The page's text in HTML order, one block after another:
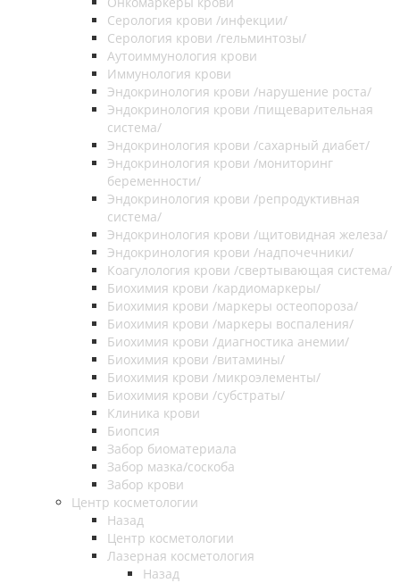
Серология крови /инфекции/
Серология крови /гельминтозы/
Аутоиммунология крови
Иммунология крови
Эндокринология крови /нарушение роста/
Эндокринология крови /пищеварительная
система/
Эндокринология крови /сахарный диабет/
Эндокринология крови /мониторинг
беременности/
Эндокринология крови /репродуктивная
система/
Эндокринология крови /щитовидная железа/
Эндокринология крови /надпочечники/
Коагулология крови /свертывающая система/
Биохимия крови /кардиомаркеры/
Биохимия крови /маркеры остеопороза/
Биохимия крови /маркеры воспаления/
Биохимия крови /диагностика анемии/
Биохимия крови /витамины/
Биохимия крови /микроэлементы/
Биохимия крови /субстраты/
Клиника крови
Биопсия
Забор биоматериала
Забор мазка/соскоба
Забор крови
Центр косметологии
Назад
Центр косметологии
Лазерная косметология
Назад